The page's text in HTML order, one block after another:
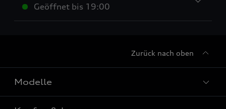
Geöffnet bis 19:00
Zurück nach oben
Modelle